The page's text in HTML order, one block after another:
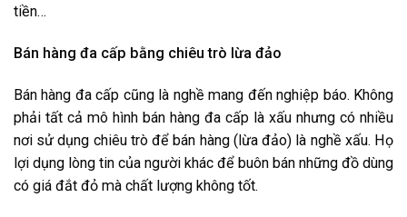
tiền…
Bán hàng đa cấp bằng chiêu trò lừa đảo
Bán hàng đa cấp cũng là nghề mang đến nghiệp báo. Không
phải tất cả mô hình bán hàng đa cấp là xấu nhưng có nhiều
nơi sử dụng chiêu trò để bán hàng (lừa đảo) là nghề xấu. Họ
lợi dụng lòng tin của người khác để buôn bán những đồ dùng
có giá đắt đỏ mà chất lượng không tốt.